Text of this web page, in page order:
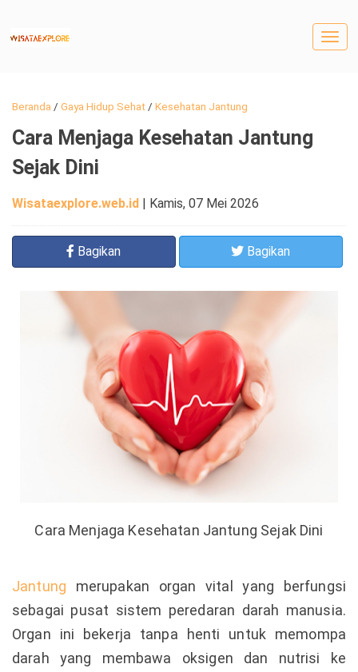
Beranda / Gaya Hidup Sehat / Kesehatan Jantung
Cara Menjaga Kesehatan Jantung
Sejak Dini
Wisataexplore.web.id | Kamis, 07 Mei 2026
Bagikan Bagikan
Cara Menjaga Kesehatan Jantung Sejak Dini
Jantung merupakan organ vital yang berfungsi
sebagai pusat sistem peredaran darah manusia.
Organ ini bekerja tanpa henti untuk memompa
darah yang membawa oksigen dan nutrisi ke